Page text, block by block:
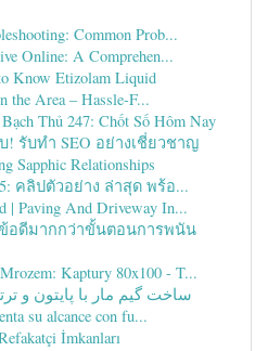
Common Prob...
Online: A Comprehen...
Know Etizolam Liquid
the Area – Hassle-F...
Thủ 247: Chốt Số Hôm Nay
รับทำ SEO อย่างเชี่ยวชาญ
Sapphic Relationships
คลิปตัวอย่าง ล่าสุด พร้อ...
| Paving And Driveway In...
อดีมากกว่าขั้นตอนการพนัน
Kaptury 80x100 - T...
ساخت گیم مار با پایتون و
su alcance con fu...
İmkanları